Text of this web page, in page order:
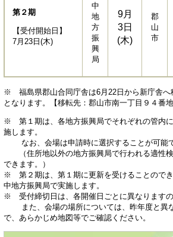
第２期
【受付開始日】
7月23日(木)
中
地
方
振
興
局
9月
3日
(木)
郡
山
市
※ 福島県郡山合同庁舎は6月22日から新庁舎へ
となります。【移転先：郡山市南一丁目９４番地
※ 第１期は、各地方振興局でそれぞれの管内
施します。
なお、会場は申請時に選択することが可能で
（住所地以外の地方振興局で行われる適性検
できます。）
※ 第２期は、第１期に更新を受けることので
中地方振興局で実施します。
※ 受付締切日は、各開催日ごとに異なりますの
また、会場の場所については、昨年度と異
で、あらかじめ地図等でご確認ください。